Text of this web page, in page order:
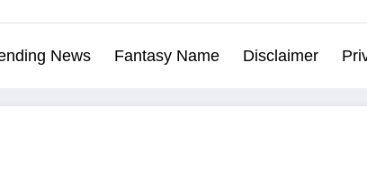
News Fantasy Name Disclaimer